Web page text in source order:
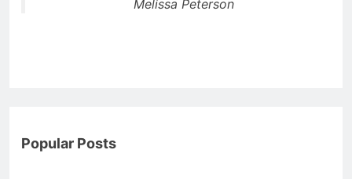
Melissa Peterson
Popular Posts